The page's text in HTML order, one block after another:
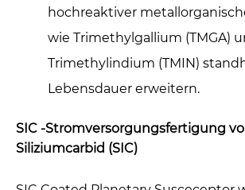
hochreaktiver
wie Trimethylgallium (TMGA)
Trimethylindium (TMIN)
Lebensdauer erweitern.
SIC -Stromversorgungsfertigung
Siliziumcarbid (SIC)